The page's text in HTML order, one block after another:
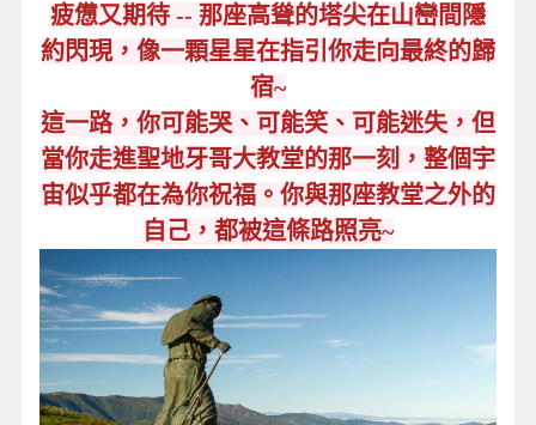
疲憊又期待 -- 那座高聳的塔尖在山巒間隱
約閃現，像一顆星星在指引你走向最終的歸
宿~
這一路，你可能哭、可能笑、可能迷失，但
當你走進聖地牙哥大教堂的那一刻，整個宇
宙似乎都在為你祝福。你與那座教堂之外的
自己，都被這條路照亮~